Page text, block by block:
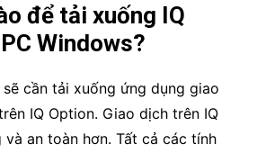
để tải xuống IQ
Windows?
cần tải xuống ứng dụng giao
IQ Option. Giao dịch trên IQ
và an toàn hơn. Tất cả các tính